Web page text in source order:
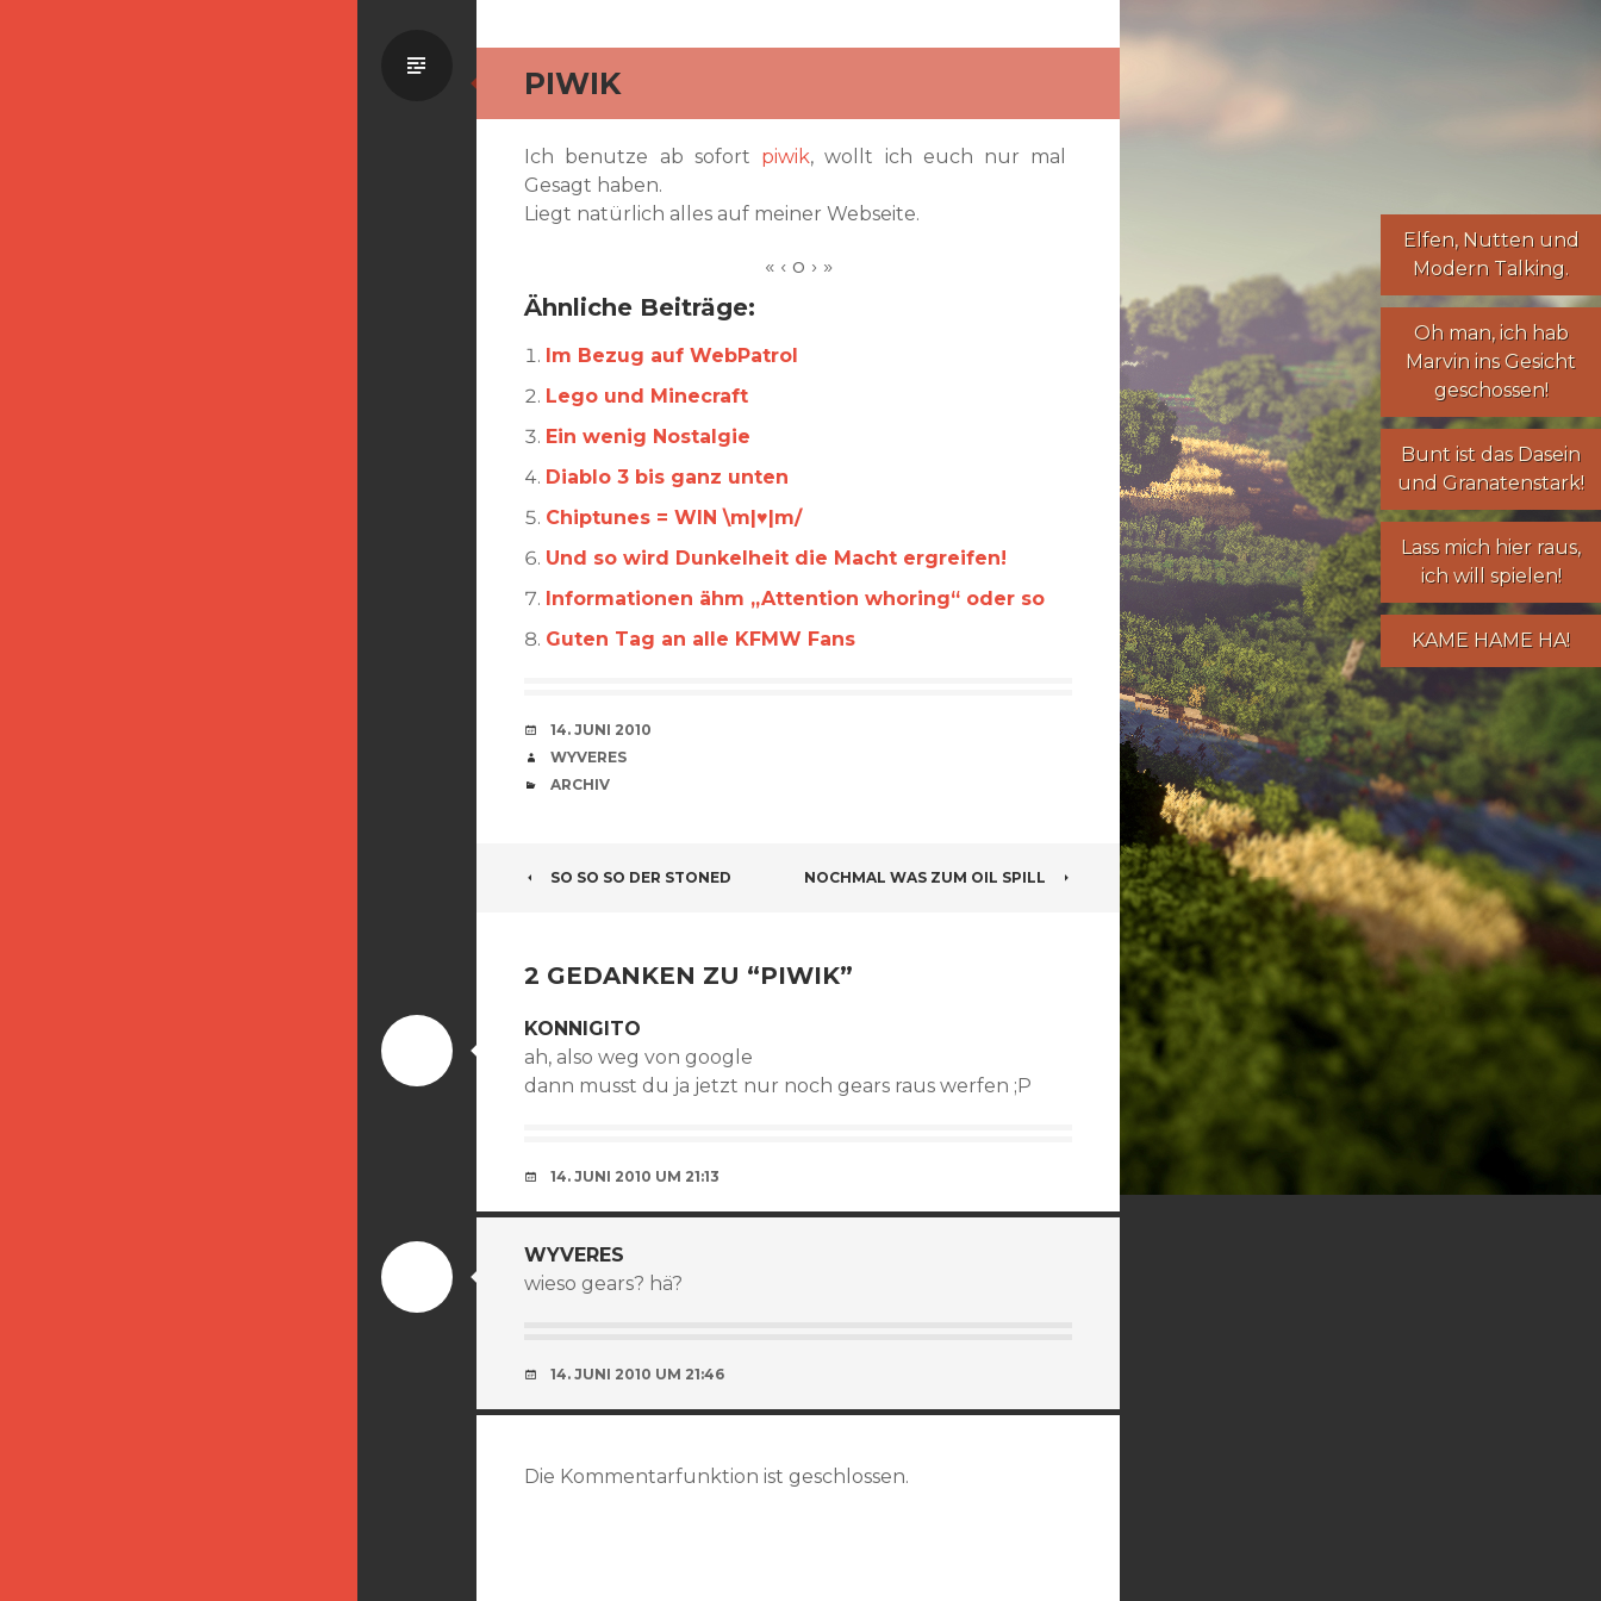
Elfen, Nuttenund
Modern Talking.
Oh man, ich hab
Marvin ins Gesicht
geschossen!
Bunt ist das Dasein
und Granatenstark!
Lass mich hier raus,
ich will spielen!
KAME HAME HA!
PIWIK
Standard
Ich benutze ab sofort piwik, wollt ich euch nur mal
Gesagt haben.
Liegt natürlich alles auf meiner Webseite.
Ähnliche Beiträge:
Im Bezug auf WebPatrol
Lego und Minecraft
Ein wenig Nostalgie
Diablo 3 bis ganz unten
Chiptunes = WIN \m|♥|m/
Und so wird Dunkelheit die Macht ergreifen!
Informationen ähm „Attention whoring“ oder so
Guten Tag an alle KFMW Fans
VERABREDUNG
14. JUNI 2010
VERFASSER
WYVERES
CATEGORIES
ARCHIV
BEITRAGSNAVIGATION
SO SO SO DER STONED NOCHMAL WAS ZUM OIL SPILL
2 GEDANKEN ZU “PIWIK”
KONNIGITO
ah, also weg von google
dann musst du ja jetzt nur noch gears raus werfen ;P
14. JUNI 2010 UM 21:13
WYVERES
wieso gears? hä?
14. JUNI 2010 UM 21:46
Die Kommentarfunktion ist geschlossen.